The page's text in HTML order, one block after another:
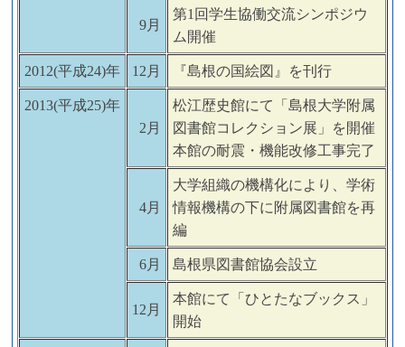
9月
第1回学生協働交流シンポジウ
ム開催
2012(平成24)年 12月 『島根の国絵図』を刊行
2013(平成25)年
2月
松江歴史館にて「島根大学附属
図書館コレクション展」を開催
本館の耐震・機能改修工事完了
4月
大学組織の機構化により、学術
情報機構の下に附属図書館を再
編
6月 島根県図書館協会設立
12月
本館にて「ひとたなブックス」
開始